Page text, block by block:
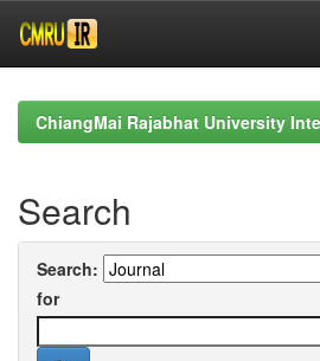
navigationChiangMai Rajabhat University
Search
Search:
for